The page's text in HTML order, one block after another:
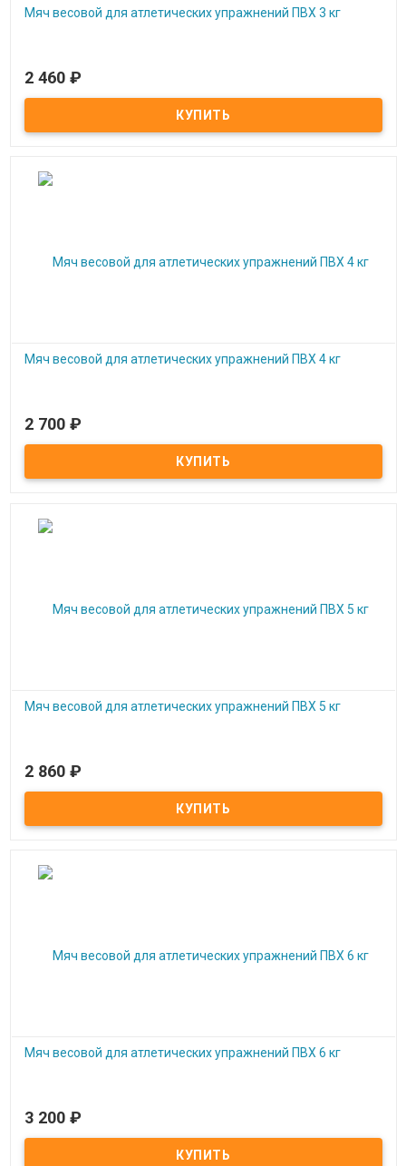
Мяч весовой для атлетических упражнений ПВХ 3 кг
Под заказ
Мяч весовой для атлетических упражнений ПВХ 3 кг
2 460 ₽
Мяч весовой для атлетических упражнений ПВХ 4 кг
Под заказ
Мяч весовой для атлетических упражнений ПВХ 4 кг
2 700 ₽
Мяч весовой для атлетических упражнений ПВХ 5 кг
Под заказ
Мяч весовой для атлетических упражнений ПВХ 5 кг
2 860 ₽
Мяч весовой для атлетических упражнений ПВХ 6 кг
Под заказ
Мяч весовой для атлетических упражнений ПВХ 6 кг
3 200 ₽